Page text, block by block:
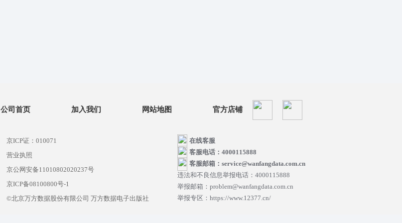
公司首页 加入我们 网站地图 官方店铺
京ICP证：010071
营业执照
京公网安备11010802020237号
京ICP备08100800号-1
©北京万方数据股份有限公司 万方数据电子出版社
在线客服
客服电话：4000115888
客服邮箱：service@wanfangdata.com.cn
违法和不良信息举报电话：4000115888
举报邮箱：problem@wanfangdata.com.cn
举报专区：https://www.12377.cn/